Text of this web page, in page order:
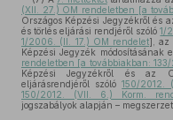
(XII. 27.) OM rendeletben [a
Országos Képzési Jegyzékről és
és törlés eljárási rendjéről szóló1/
1/2006. (II. 17.) OM rendelet], az
Képzési Jegyzék módosításának
rendeletben [a továbbiakban:
Képzési Jegyzékről és az
eljárásrendjéről szóló150/2012.
150/2012. (VII. 6.) Korm.
jogszabályok alapján –